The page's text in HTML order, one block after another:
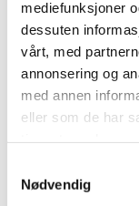
mediefunksjoner
dessuten
vårt, med
annonsering og
med annen
eller som de har
Nødvendig
Livslang
Det ble
og det at folk
karrieren. I
livslang læring,
som har flere